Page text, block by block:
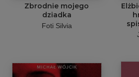
Zbrodnie mojego
dziadka
Foti Silvia